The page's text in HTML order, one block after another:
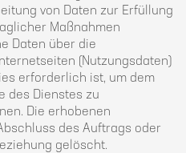
von Daten zur Erfüllung
Maßnahmen
Daten über die
(Nutzungsdaten)
erforderlich ist, um dem
des Dienstes zu
Die erhobenen
des Auftrags oder
gelöscht.